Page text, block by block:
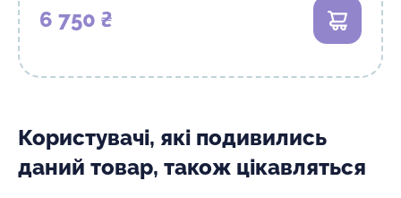
6 750 ₴ В кошик
Користувачі, які подивились
даний товар, також цікавляться